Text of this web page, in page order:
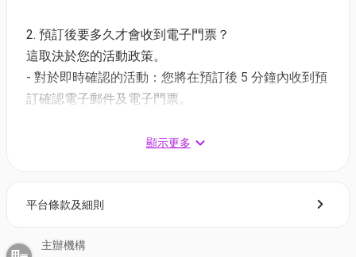
車路士公開訓練票價一律港幣 299元：直擊連結
周二（12日）晚上11時59分或之前透過主辦方網站登
記之人士，將可於門票公開發售前，即周三（13日）
量有限，售完即止。預售及公開發售期間，每筆交易
2. 預訂後要多久才會收到電子門票？
這取決於您的活動政策。
- 對於即時確認的活動：您將在預訂後 5 分鐘內收到預
訂確認電子郵件及電子門票。
1 - 3 個工作天內發送到您所登記的電郵地址。
- 會員可以下載《香港01》流動應用程式(APP) ，並以
按「門票」> 點擊相關活動電子門票；
顯示更多
平台條款及細則
主辦機構